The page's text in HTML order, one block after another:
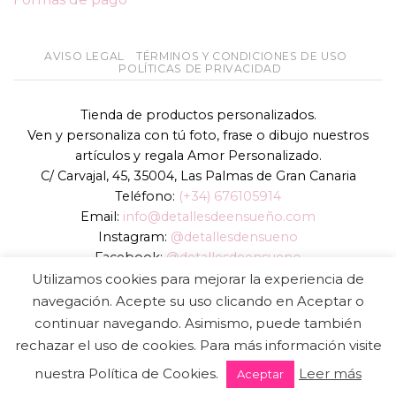
AVISO LEGAL
TÉRMINOS Y CONDICIONES DE USO
POLÍTICAS DE PRIVACIDAD
Tienda de productos personalizados.
Ven y personaliza con tú foto, frase o dibujo nuestros
artículos y regala Amor Personalizado.
C/ Carvajal, 45, 35004, Las Palmas de Gran Canaria
Teléfono: (+34) 676105914
Email: info@detallesdeensueño.com
Instagram: @detallesdensueno
Facebook: @detallesdeensueno
TikTok: @detallesdensueno
Página web:www.detallesdeensueño.com
Copyright 2026 © DIGALOWEB.COM
Utilizamos cookies para mejorar la experiencia de
navegación. Acepte su uso clicando en Aceptar o
continuar navegando. Asimismo, puede también
rechazar el uso de cookies. Para más información visite
nuestra Política de Cookies.
Aceptar Leer más